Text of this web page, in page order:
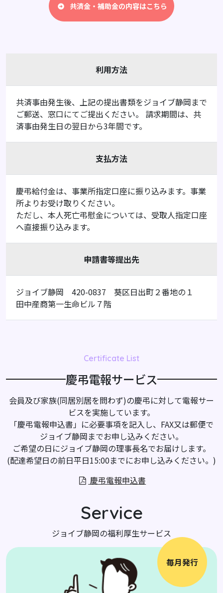
共済金・補助金の内容はこちら
利用方法
共済事由発生後、上記の提出書類をジョイブ静岡まで
ご郵送、窓口にてご提出ください。 請求期間は、共
済事由発生日の翌日から3年間です。
支払方法
慶弔給付金は、事業所指定口座に振り込みます。事業
所よりお受け取りください。
ただし、本人死亡弔慰金については、受取人指定口座
へ直接振り込みます。
申請書等提出先
ジョイブ静岡 420-0837 葵区日出町２番地の１
田中産商第一生命ビル７階
Certificate List
慶弔電報サービス
会員及び家族(同居別居を問わず)の慶弔に対して電報サー
ビスを実施しています。
「慶弔電報申込書」に必要事項を記入し、FAX又は郵便で
ジョイブ静岡までお申し込みください。
ご希望の日にジョイブ静岡の理事長名でお届けします。
(配達希望日の前日平日15:00までにお申し込みください。)
慶弔電報申込書
Service
ジョイブ静岡の福利厚生サービス
毎月発行